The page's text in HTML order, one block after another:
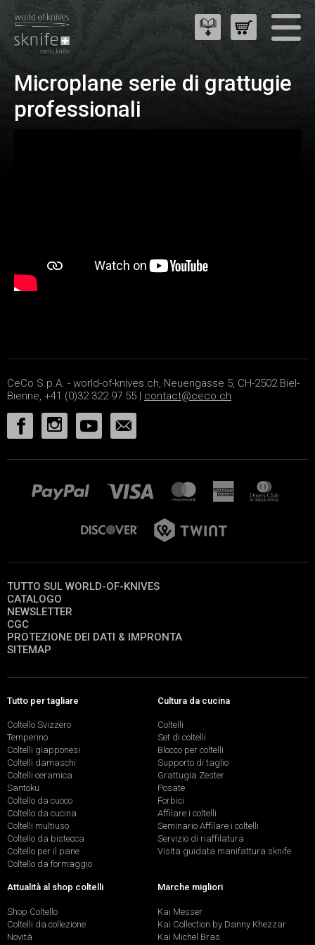
Microplane serie di grattugie
professionali
CeCo S.p.A. - world-of-knives.ch, Neuengasse 5, CH-2502 Biel-
Bienne, +41 (0)32 322 97 55 | contact@ceco.ch
TUTTO SUL WORLD-OF-KNIVES
CATALOGO
NEWSLETTER
CGC
PROTEZIONE DEI DATI & IMPRONTA
SITEMAP
Tutto per tagliare
Coltello Svizzero
Temperino
Coltelli giapponesi
Coltelli damaschi
Coltelli ceramica
Santoku
Coltello da cuoco
Coltello da cucina
Coltelli multiuso
Coltello da bistecca
Coltello per il pane
Coltello da formaggio
Cultura da cucina
Coltelli
Set di coltelli
Blocco per coltelli
Supporto di taglio
Grattugia Zester
Posate
Forbici
Affilare i coltelli
Seminario Affilare i coltelli
Servizio di riaffilatura
Visita guidata manifattura sknife
Attualità al shop coltelli
Shop Coltello
Coltelli da collezione
Novità
Marche migliori
Kai Messer
Kai Collection by Danny Khezzar
Kai Michel Bras